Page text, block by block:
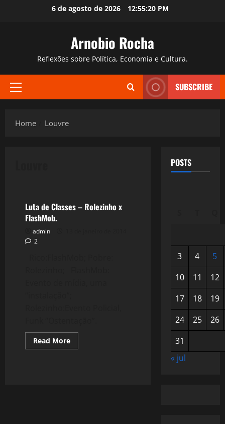
6 de agosto de 2026 12:55:21 PM
Arnobio Rocha
Reflexões sobre Política, Economia e Cultura.
Primary
SUBSCRIBE
Home Louvre
Luta de Classes – Rolezinho x
FlashMob.
admin
2
Read MoreRead
more
POSTS
3 4
5
10
11
12
17
18
19
24
25
26
31
« jul